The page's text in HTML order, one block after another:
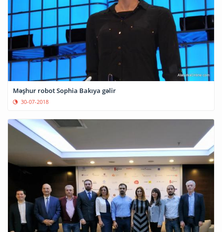
Məşhur robot Sophia Bakıya gəlir
30-07-2018